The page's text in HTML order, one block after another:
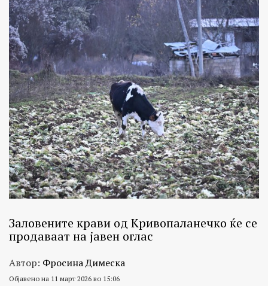
Заловените крави од Кривопаланечко ќе се
продаваат на јавен оглас
Автор: Фросина Димеска
Објавено на 11 март 2026 во 15:06